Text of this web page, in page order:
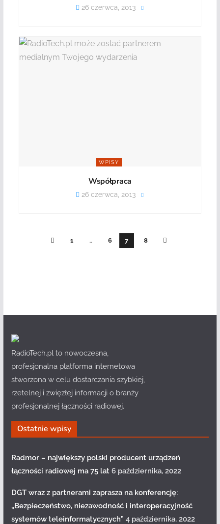
26 czerwca, 2013
WPISY
Współpraca
26 czerwca, 2013
1 … 6 7 8
RadioTech.pl to nowoczesna,
profesjonalna platforma internetowa
stworzona w celu dostarczania szybkiej,
rzetelnej i zwięzłej informacji o branży
profesjonalnej łączności radiowej.
Ostatnie wpisy
Radmor – największy polski producent urządzeń
łączności radiowej ma 75 lat 6 października, 2022
DGT wraz z partnerami zaprasza na konferencję:
„Bezpieczeństwo, niezawodność i interoperacyjność
systemów teleinformatycznych” 4 października, 2022